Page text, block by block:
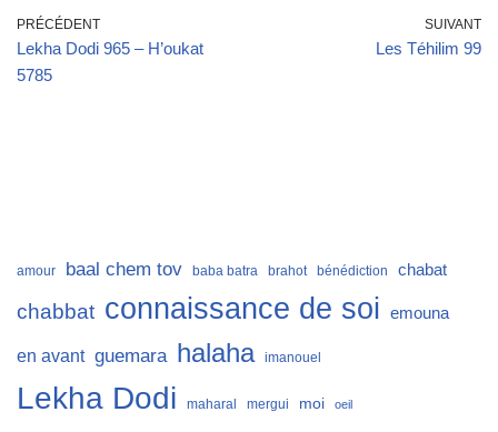
PRÉCÉDENT
Lekha Dodi 965 – H’oukat
5785
SUIVANT
Les Téhilim 99
amour baal chem tov baba batra brahot bénédiction chabat
chabbat connaissance de soi emouna
en avant guemara halaha imanouel
Lekha Dodi maharal mergui moi oeil